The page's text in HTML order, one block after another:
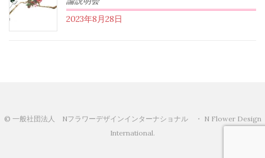
2023年8月28日
© 一般社団法人 Nフラワーデザインインターナショナル ・ N Flower Design
International.